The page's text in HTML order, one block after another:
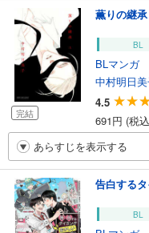
完結
薫りの継承
BL
BLマンガ
中村明日
4.5
691円 (税
あらすじを表示する
告白する
BL